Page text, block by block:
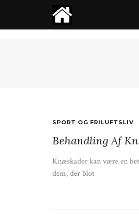
SPORT OG FRILUFTSLIV
Behandling Af
Knæskader kan være en
dem, der blot